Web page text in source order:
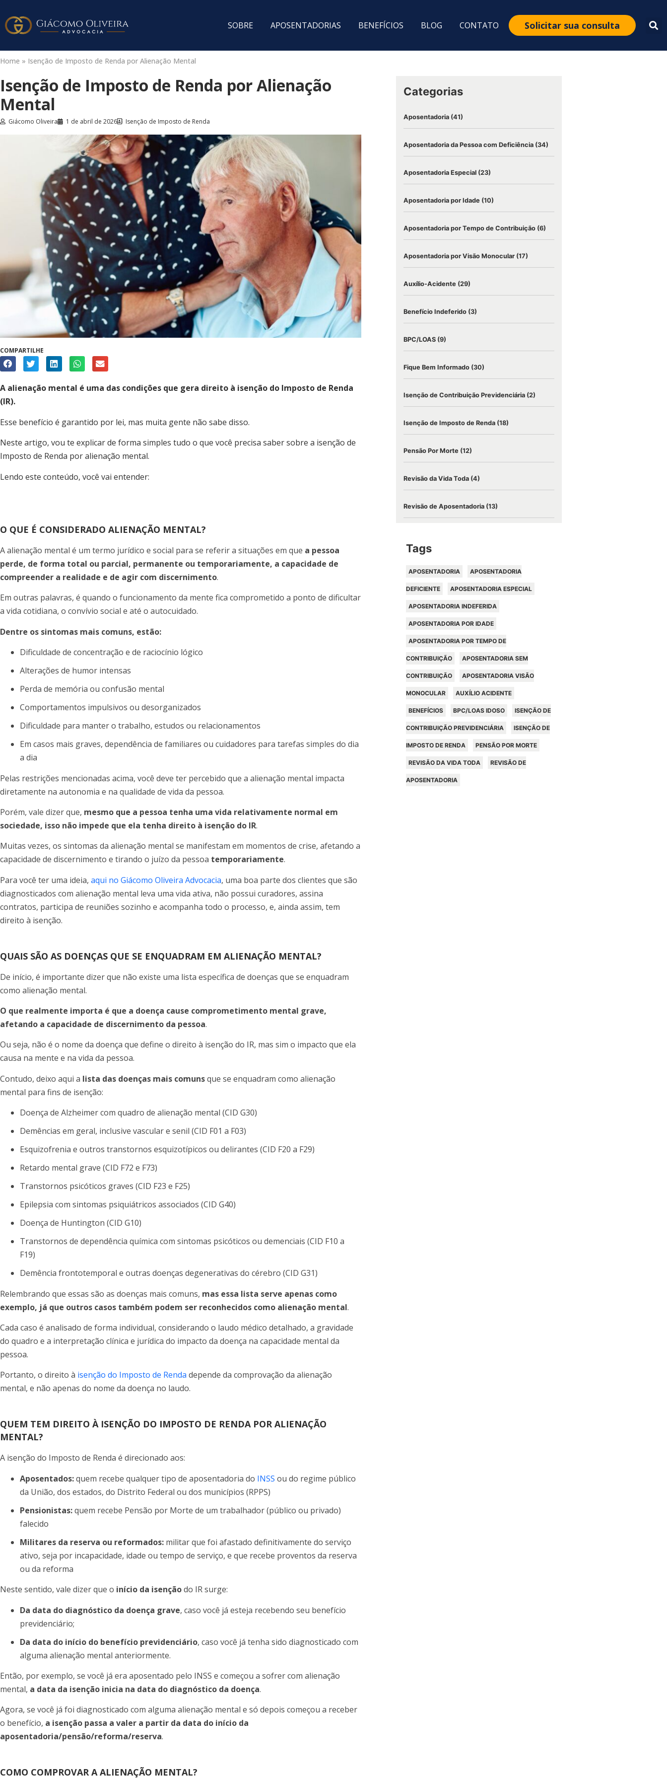
SOBRE APOSENTADORIAS BENEFÍCIOS BLOG CONTATO Solicitar sua consulta
Home » Isenção de Imposto de Renda por Alienação Mental
Isenção de Imposto de Renda por Alienação
Mental
Giácomo Oliveira 1 de abril de 2026 Isenção de Imposto de Renda
COMPARTILHE
A alienação mental é uma das condições que gera direito à isenção do Imposto de Renda
(IR).
Esse benefício é garantido por lei, mas muita gente não sabe disso.
Neste artigo, vou te explicar de forma simples tudo o que você precisa saber sobre a isenção de
Imposto de Renda por alienação mental.
Lendo este conteúdo, você vai entender:
O QUE É CONSIDERADO ALIENAÇÃO MENTAL?
A alienação mental é um termo jurídico e social para se referir a situações em que a pessoa
perde, de forma total ou parcial, permanente ou temporariamente, a capacidade de
compreender a realidade e de agir com discernimento.
Em outras palavras, é quando o funcionamento da mente fica comprometido a ponto de dificultar
a vida cotidiana, o convívio social e até o autocuidado.
Dentre os sintomas mais comuns, estão:
Dificuldade de concentração e de raciocínio lógico
Alterações de humor intensas
Perda de memória ou confusão mental
Comportamentos impulsivos ou desorganizados
Dificuldade para manter o trabalho, estudos ou relacionamentos
Em casos mais graves, dependência de familiares ou cuidadores para tarefas simples do dia
a dia
Pelas restrições mencionadas acima, você deve ter percebido que a alienação mental impacta
diretamente na autonomia e na qualidade de vida da pessoa.
Porém, vale dizer que, mesmo que a pessoa tenha uma vida relativamente normal em
sociedade, isso não impede que ela tenha direito à isenção do IR.
Muitas vezes, os sintomas da alienação mental se manifestam em momentos de crise, afetando a
capacidade de discernimento e tirando o juízo da pessoa temporariamente.
Para você ter uma ideia, aqui no Giácomo Oliveira Advocacia, uma boa parte dos clientes que são
diagnosticados com alienação mental leva uma vida ativa, não possui curadores, assina
contratos, participa de reuniões sozinho e acompanha todo o processo, e, ainda assim, tem
direito à isenção.
QUAIS SÃO AS DOENÇAS QUE SE ENQUADRAM EM ALIENAÇÃO MENTAL?
De início, é importante dizer que não existe uma lista específica de doenças que se enquadram
como alienação mental.
O que realmente importa é que a doença cause comprometimento mental grave,
afetando a capacidade de discernimento da pessoa.
Ou seja, não é o nome da doença que define o direito à isenção do IR, mas sim o impacto que ela
causa na mente e na vida da pessoa.
Contudo, deixo aqui a lista das doenças mais comunsque se enquadram como alienação
mental para fins de isenção:
Doença de Alzheimer com quadro de alienação mental (CID G30)
Demências em geral, inclusive vascular e senil (CID F01 a F03)
Esquizofrenia e outros transtornos esquizotípicos ou delirantes (CID F20 a F29)
Retardo mental grave (CID F72 e F73)
Transtornos psicóticos graves (CID F23 e F25)
Epilepsia com sintomas psiquiátricos associados (CID G40)
Doença de Huntington (CID G10)
Transtornos de dependência química com sintomas psicóticos ou demenciais (CID F10 a
F19)
Demência frontotemporal e outras doenças degenerativas do cérebro (CID G31)
Relembrando que essas são as doenças mais comuns, mas essa lista serve apenas como
exemplo, já que outros casos também podem ser reconhecidos como alienação mental.
Cada caso é analisado de forma individual, considerando o laudo médico detalhado, a gravidade
do quadro e a interpretação clínica e jurídica do impacto da doença na capacidade mental da
pessoa.
Portanto, o direito à isenção do Imposto de Renda depende da comprovação da alienação
mental, e não apenas do nome da doença no laudo.
QUEM TEM DIREITO À ISENÇÃO DO IMPOSTO DE RENDA POR ALIENAÇÃO
MENTAL?
A isenção do Imposto de Renda é direcionado aos:
Aposentados:quem recebe qualquer tipo de aposentadoria do INSS ou do regime público
da União, dos estados, do Distrito Federal ou dos municípios (RPPS)
Pensionistas:quem recebe Pensão por Morte de um trabalhador (público ou privado)
falecido
Militares da reserva ou reformados: militar que foi afastado definitivamente do serviço
ativo, seja por incapacidade, idade ou tempo de serviço, e que recebe proventos da reserva
ou da reforma
Neste sentido, vale dizer que o início da isençãodo IR surge:
Da data do diagnóstico da doença grave, caso você já esteja recebendo seu benefício
previdenciário;
Da data do início do benefício previdenciário, caso você já tenha sido diagnosticado com
alguma alienação mental anteriormente.
Então, por exemplo, se você já era aposentado pelo INSS e começou a sofrer com alienação
mental, a data da isenção inicia na data do diagnóstico da doença.
Agora, se você já foi diagnosticado com alguma alienação mental e só depois começou a receber
o benefício, a isenção passa a valer a partir da data do início da
aposentadoria/pensão/reforma/reserva.
COMO COMPROVAR A ALIENAÇÃO MENTAL?
Categorias
Aposentadoria (41)
Aposentadoria da Pessoa com Deficiência (34)
Aposentadoria Especial (23)
Aposentadoria por Idade (10)
Aposentadoria por Tempo de Contribuição (6)
Aposentadoria por Visão Monocular (17)
Auxílio-Acidente (29)
Benefício Indeferido (3)
BPC/LOAS (9)
Fique Bem Informado (30)
Isenção de Contribuição Previdenciária (2)
Isenção de Imposto de Renda (18)
Pensão Por Morte (12)
Revisão da Vida Toda (4)
Revisão de Aposentadoria (13)
Tags
APOSENTADORIA APOSENTADORIA
DEFICIENTE APOSENTADORIA ESPECIAL
APOSENTADORIA INDEFERIDA
APOSENTADORIA POR IDADE
APOSENTADORIA POR TEMPO DE
CONTRIBUIÇÃO APOSENTADORIA SEM
CONTRIBUIÇÃO APOSENTADORIA VISÃO
MONOCULAR AUXÍLIO ACIDENTE
BENEFÍCIOS BPC/LOAS IDOSO ISENÇÃO DE
CONTRIBUIÇÃO PREVIDENCIÁRIA ISENÇÃO DE
IMPOSTO DE RENDA PENSÃO POR MORTE
REVISÃO DA VIDA TODA REVISÃO DE
APOSENTADORIA